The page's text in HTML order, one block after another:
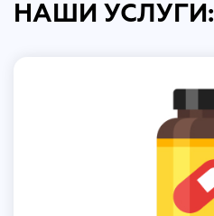
НАШИ УСЛУГИ: